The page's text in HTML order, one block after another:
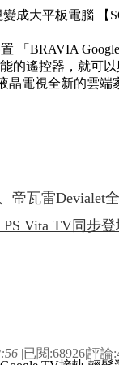
「BRAVIA
遙控器，就可以
電視全新的雲端
帝瓦雷Devialet
PS Vita TV同步
|已閱:68926|評論